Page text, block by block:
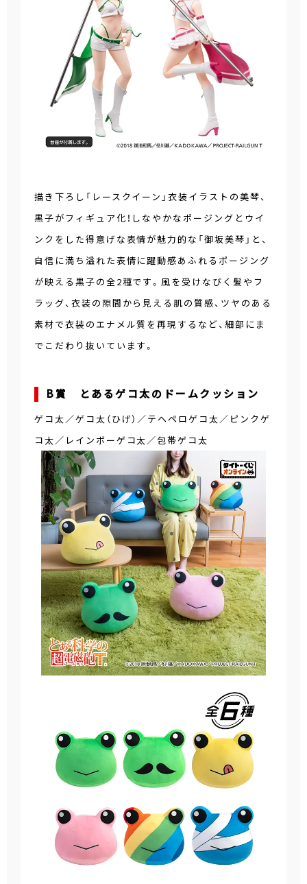
描き下ろし「レースクイーン」衣装イラストの美琴、
黒子がフィギュア化！しなやかなポージングとウイ
ンクをした得意げな表情が魅力的な「御坂美琴」と、
自信に満ち溢れた表情に躍動感あふれるポージング
が映える黒子の全2種です。風を受けなびく髪やフ
ラッグ、衣装の隙間から見える肌の質感、ツヤのある
素材で衣装のエナメル質を再現するなど、細部にま
でこだわり抜いています。
B賞 とあるゲコ太のドームクッション
ゲコ太／ゲコ太（ひげ）／テヘペロゲコ太／ピンクゲ
コ太／レインボーゲコ太／包帯ゲコ太